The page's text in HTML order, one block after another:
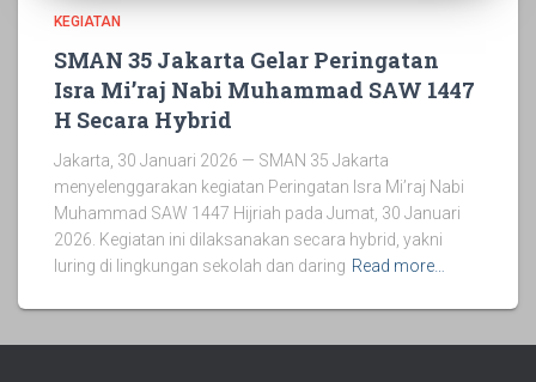
KEGIATAN
SMAN 35 Jakarta Gelar Peringatan
Isra Mi’raj Nabi Muhammad SAW 1447
H Secara Hybrid
Jakarta, 30 Januari 2026 — SMAN 35 Jakarta
menyelenggarakan kegiatan Peringatan Isra Mi’raj Nabi
Muhammad SAW 1447 Hijriah pada Jumat, 30 Januari
2026. Kegiatan ini dilaksanakan secara hybrid, yakni
luring di lingkungan sekolah dan daring Read more…